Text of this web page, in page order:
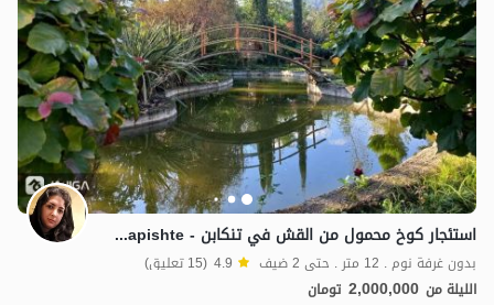
استئجار كوخ محمول من القش في تنكابن - Garmapishte
بدون غرفة نوم . 12 متر . حتى 2 ضيف 4.9 (15 تعليق)
الليلة من 2,000,000 تومان